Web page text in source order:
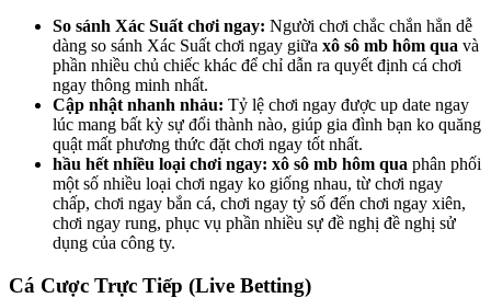
So sánh Xác Suất chơi ngay: Người chơi chắc chắn hẳn dễ
dàng so sánh Xác Suất chơi ngay giữa xô sô mb hôm qua và
phần nhiều chủ chiếc khác để chỉ dẫn ra quyết định cá chơi
ngay thông minh nhất.
Cập nhật nhanh nhảu: Tỷ lệ chơi ngay được up date ngay
lúc mang bất kỳ sự đổi thành nào, giúp gia đình bạn ko quăng
quật mất phương thức đặt chơi ngay tốt nhất.
hầu hết nhiều loại chơi ngay: xô sô mb hôm qua phân phối
một số nhiều loại chơi ngay ko giống nhau, từ chơi ngay
chấp, chơi ngay bắn cá, chơi ngay tỷ số đến chơi ngay xiên,
chơi ngay rung, phục vụ phần nhiều sự đề nghị đề nghị sử
dụng của công ty.
Cá Cược Trực Tiếp (Live Betting)